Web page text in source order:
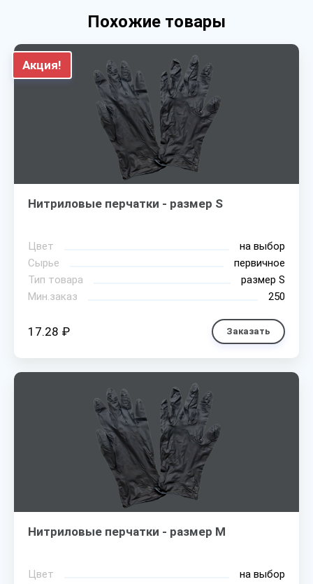
Похожие товары
Акция!
Нитриловые перчатки - размер S
Цвет
на выбор
Сырье
первичное
Тип товара
размер S
Мин.заказ
250
17.28 ₽ Заказать
Нитриловые перчатки - размер M
Цвет
на выбор